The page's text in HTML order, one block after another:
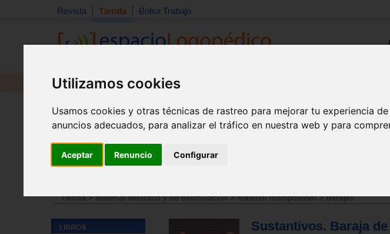
Utilizamos cookies
Usamos cookies y otras técnicas de rastreo para mejorar tu experiencia
anuncios adecuados, para analizar el tráfico en nuestra web y para
Aceptar Renuncio Configurar
Revista Tienda Bolsa Trabajo
Revista Libros Material
Tienda>Material didáctico y de estimulación>Material manipulativo>Barajas
Sustantivos. Baraja